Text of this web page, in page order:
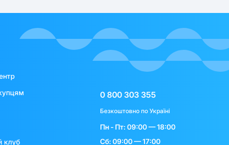
клуб
0 800 303 355
Безкоштовно по Україні
Пн - Пт: 09:00 — 18:00
Сб: 09:00 — 17:00